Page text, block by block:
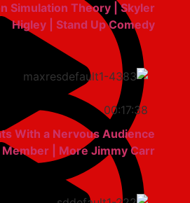
Simulation Theory | Skyler
Higley | Stand Up Comedy
00:17:38
Chats With a Nervous Audience
Member | More Jimmy Carr